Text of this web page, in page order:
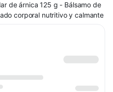
de árnica 125 g - Bálsamo de
corporal nutritivo y calmante